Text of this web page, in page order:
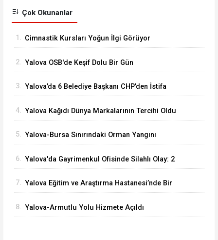
Çok Okunanlar
1. Cimnastik Kursları Yoğun İlgi Görüyor
2. Yalova OSB'de Keşif Dolu Bir Gün
3. Yalova’da 6 Belediye Başkanı CHP’den İstifa
4. Yalova Kağıdı Dünya Markalarının Tercihi Oldu
5. Yalova-Bursa Sınırındaki Orman Yangını
6. Yalova'da Gayrimenkul Ofisinde Silahlı Olay: 2
7. Yalova Eğitim ve Araştırma Hastanesi’nde Bir
8. Yalova-Armutlu Yolu Hizmete Açıldı